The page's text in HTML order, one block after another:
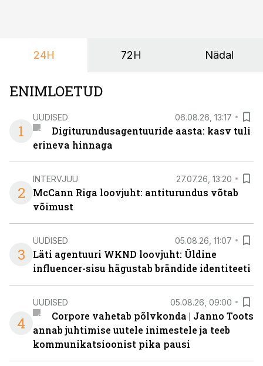
nendele vajadustele vastanud uuendusega, mis pakub
24H 72H Nädal
ENIMLOETUD
1
UUDISED 06.08.26, 13:17
Digiturundusagentuuride aasta: kasv tuli
erineva hinnaga
2
INTERVJUU 27.07.26, 13:20
McCann Riga loovjuht: antiturundus võtab
võimust
3
UUDISED 05.08.26, 11:07
Läti agentuuri WKND loovjuht: Üldine
influencer-sisu hägustab brändide identiteeti
4
UUDISED 05.08.26, 09:00
Corpore vahetab põlvkonda | Janno Toots
annab juhtimise uutele inimestele ja teeb
kommunikatsioonist pika pausi